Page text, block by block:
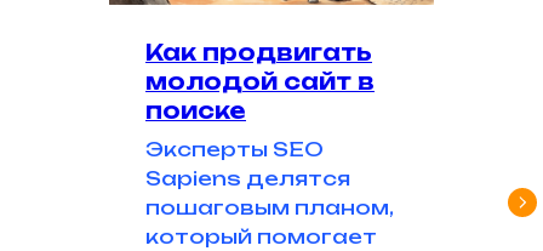
Как продвигать
молодой сайт в
поиске
Эксперты SEO
Sapiens делятся
пошаговым планом,
который помогает